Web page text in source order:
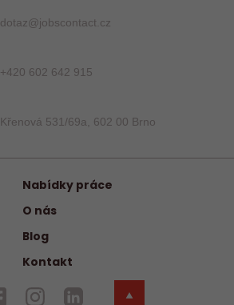
dotaz@jobscontact.cz
+420 602 642 915
Křenová 531/69a, 602 00 Brno
Nabídky práce
O nás
Blog
Kontakt